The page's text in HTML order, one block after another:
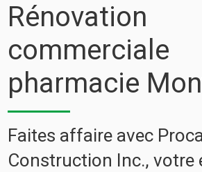
Rénovation
commerciale
pharmacie
Faites affaire avec
Construction Inc., votre